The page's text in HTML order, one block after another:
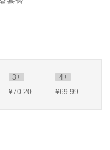
3+
4+
¥70.20 ¥69.99